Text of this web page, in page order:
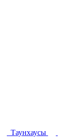
Таунхаусы